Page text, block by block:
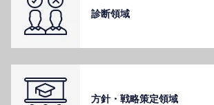
診断領域
⽅針・戦略策定領域